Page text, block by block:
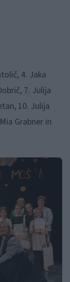
4. Jaka
7. Julija
10. Julija
Grabner in